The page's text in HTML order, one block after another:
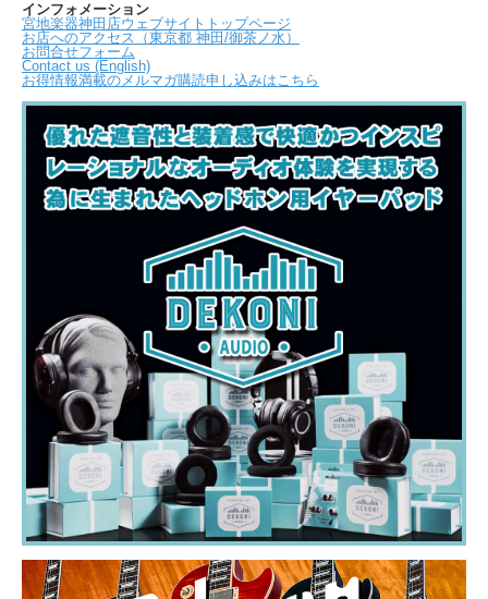
インフォメーション
宮地楽器神田店ウェブサイトトップページ
お店へのアクセス（東京都 神田/御茶ノ水）
お問合せフォーム
Contact us (English)
お得情報満載のメルマガ購読申し込みはこちら